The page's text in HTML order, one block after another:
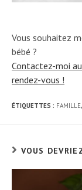
Vous souhaitez
bébé ?
Contactez-moi
rendez-vous !
ÉTIQUETTES : FAMILLE,
VOUS